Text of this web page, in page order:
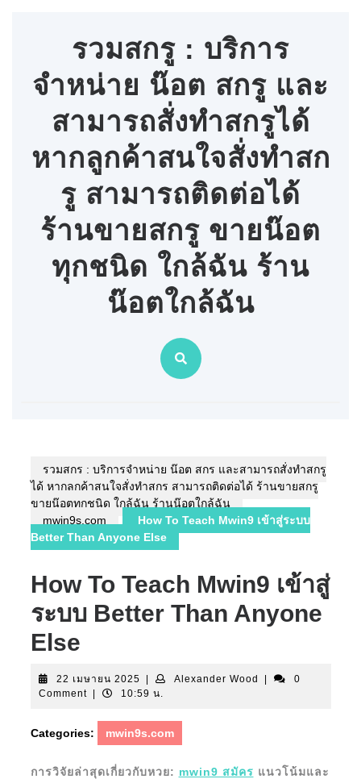
รวมสกรู : บริการ
จำหน่าย น๊อต สกรู และ
สามารถสั่งทำสกรูได้
หากลูกค้าสนใจสั่งทำสก
รู สามารถติดต่อได้
ร้านขายสกรู ขายน๊อต
ทุกชนิด ใกล้ฉัน ร้าน
น๊อตใกล้ฉัน
รวมสกรู : บริการจำหน่าย น๊อต สกรู และสามารถสั่งทำสกรู
ได้ หากลูกค้าสนใจสั่งทำสกรู สามารถติดต่อได้ ร้านขายสกรู
ขายน๊อตทุกชนิด ใกล้ฉัน ร้านน๊อตใกล้ฉัน
mwin9s.com
How To Teach Mwin9 เข้าสู่ระบบ
Better Than Anyone Else
How To Teach Mwin9 เข้าสู่
ระบบ Better Than Anyone
Else
22 เมษายน 202522
เมษายน
| Alexander Wood Alexander
|
0
Comment | 10:59 น.
Categories: mwin9s.com
การวิจัยล่าสุดเกี่ยวกับหวย: mwin9 สมัคร แนวโน้มและ